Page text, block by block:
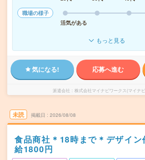
職場の様子
活気がある
もっと見る
気になる! 応募へ進む
派遣会社 株式会社マイナビワークス(マイナ
未読 掲載日 2026/08/08
食品商社＊18時まで＊デザイ
給1800円